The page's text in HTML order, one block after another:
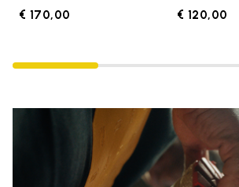
€ 170,00 € 120,00